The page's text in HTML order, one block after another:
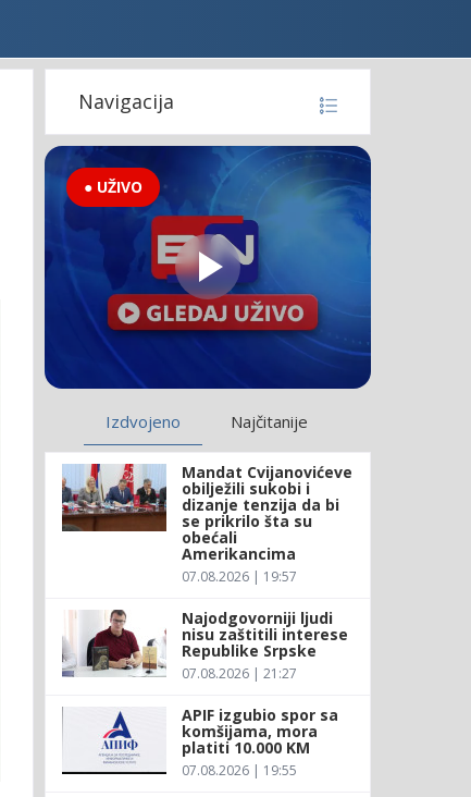
Navigacija
● UŽIVO
Izdvojeno Najčitanije
Mandat Cvijanovićeve
obilježili sukobi i
dizanje tenzija da bi
se prikrilo šta su
obećali
Amerikancima
07.08.2026 | 19:57
Najodgovorniji ljudi
nisu zaštitili interese
Republike Srpske
07.08.2026 | 21:27
APIF izgubio spor sa
komšijama, mora
platiti 10.000 KM
07.08.2026 | 19:55